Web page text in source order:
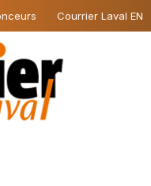
Courrier Laval EN